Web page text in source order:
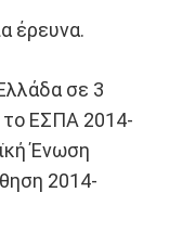
έρευνα.
σε 3
το ΕΣΠΑ 2014-
Ένωση
2014-